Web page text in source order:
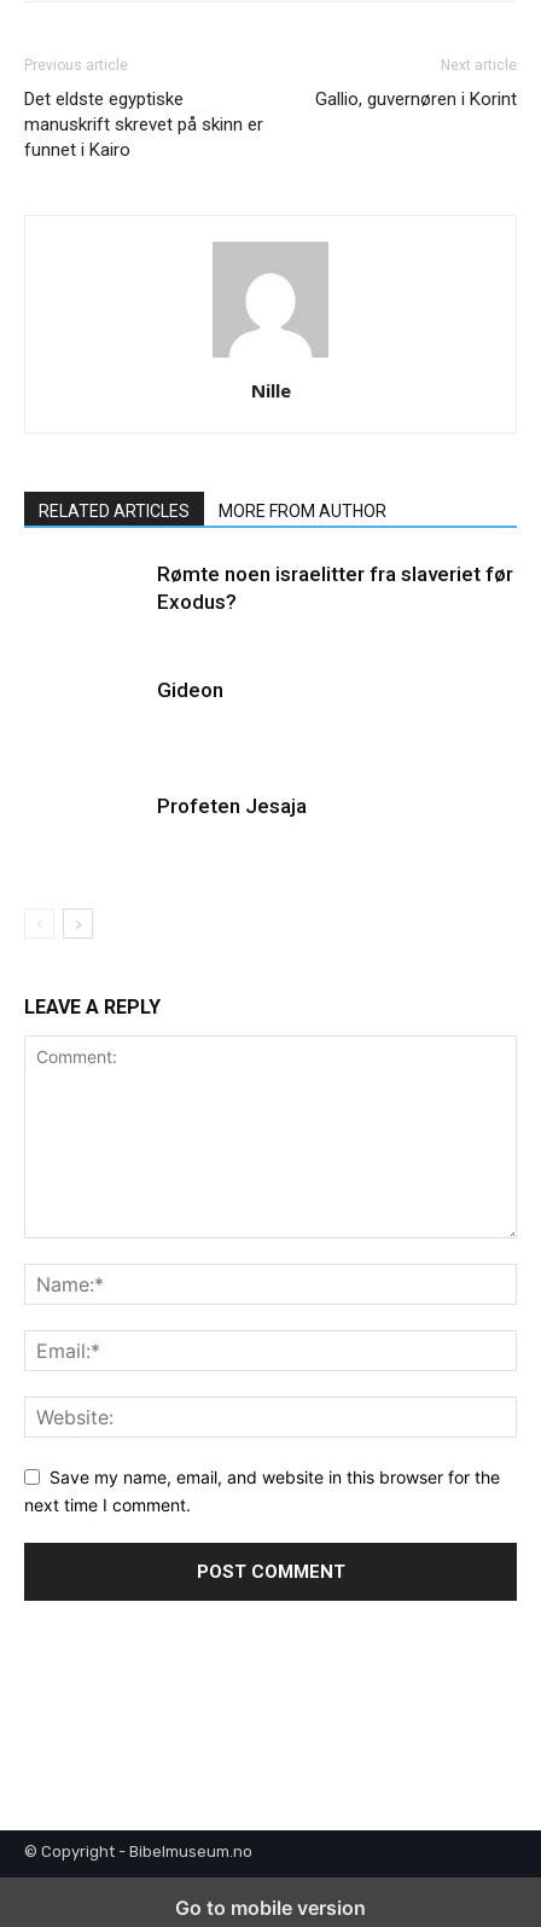
Previous article
Det eldste egyptiske
manuskrift skrevet på skinn er
funnet i Kairo
Next article
Gallio, guvernøren i Korint
Nille
RELATED ARTICLES MORE FROM AUTHOR
Rømte noen israelitter fra slaveriet før
Exodus?
Gideon
Profeten Jesaja
LEAVE A REPLY
Save my name, email, and website in this browser for the
next time I comment.
© Copyright - Bibelmuseum.no
Go to mobile version